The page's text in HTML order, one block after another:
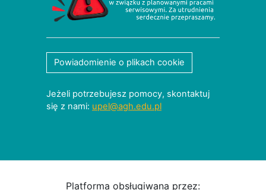
Powiadomienie o plikach cookie
Jeżeli potrzebujesz pomocy, skontaktuj
się z nami: upel@agh.edu.pl
Platforma obsługiwana przez: